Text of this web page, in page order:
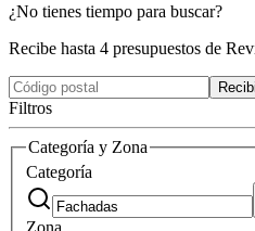
¿No tienes tiempo para buscar?
Recibe hasta 4 presupuestos de
Filtros
Categoría y Zona
Categoría